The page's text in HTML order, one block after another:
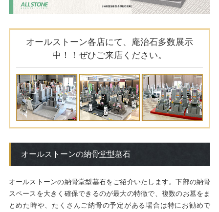
オールストーン各店にて、庵治石多数展示
中！！ぜひご来店ください。
オールストーンの納骨堂型墓石
オールストーンの納骨堂型墓石をご紹介いたします。下部の納骨
スペースを大きく確保できるのが最大の特徴で、複数のお墓をま
とめた時や、たくさんご納骨の予定がある場合は特にお勧めで